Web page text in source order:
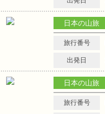
日本の山旅
旅行番号
出発日
日本の山旅
旅行番号